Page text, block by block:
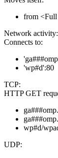
from <Full
Network activity:
Connects to:
'wp#d':80
TCP:
HTTP GET
wp#d/
UDP: